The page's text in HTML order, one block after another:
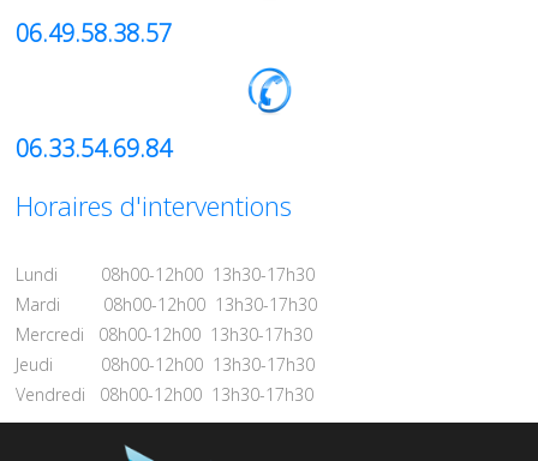
06.49.58.38.57
06.33.54.69.84
Horaires d'interventions
Lundi 08h00-12h00 13h30-17h30
Mardi 08h00-12h00 13h30-17h30
Mercredi 08h00-12h00 13h30-17h30
Jeudi 08h00-12h00 13h30-17h30
Vendredi 08h00-12h00 13h30-17h30